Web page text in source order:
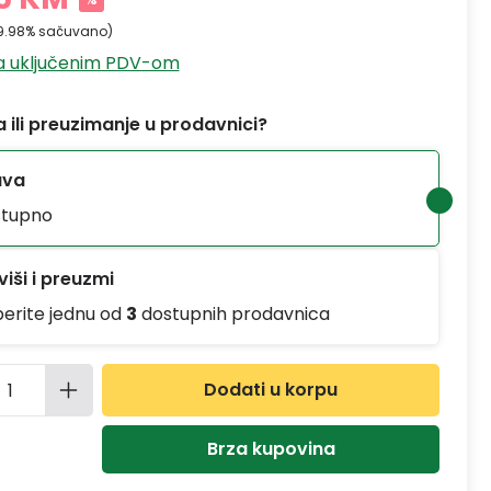
sačuvano)
uključenim PDV-om
ili preuzimanje u prodavnici?
i preuzmi
jednu od 3 dostupnih prodavnica
proizvoda: Unesite željenu
Dodati u korpu
Brza kupovina